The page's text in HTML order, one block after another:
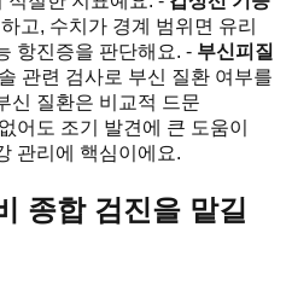
고, 수치가 경계 범위면 유리
항진증을 판단해요. - 부신피질
관련 검사로 부신 질환 여부를
신 질환은 비교적 드문
어도 조기 발견에 큰 도움이
관리에 핵심이에요.
종합 검진을 맡길